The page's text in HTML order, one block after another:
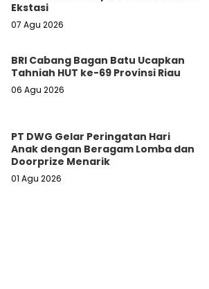
Ekstasi
07 Agu 2026
BRI Cabang Bagan Batu Ucapkan
Tahniah HUT ke-69 Provinsi Riau
06 Agu 2026
PT DWG Gelar Peringatan Hari
Anak dengan Beragam Lomba dan
Doorprize Menarik
01 Agu 2026